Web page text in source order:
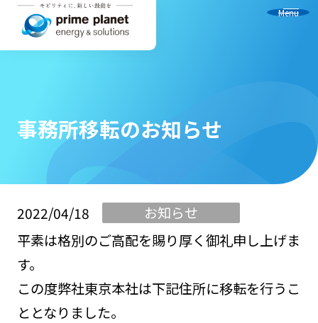
Menu
事務所移転のお知らせ
2022/04/18
お知らせ
平素は格別のご高配を賜り厚く御礼申し上げま
す。
この度弊社東京本社は下記住所に移転を行うこ
ととなりました。